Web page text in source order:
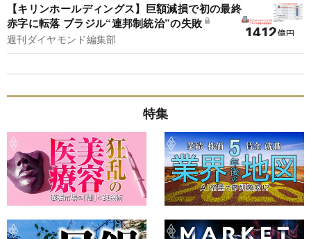
【キリンホールディングス】巨額減損で初の最終
赤字に転落 ブラジル“連邦制統治”の失敗
週刊ダイヤモンド編集部
特集